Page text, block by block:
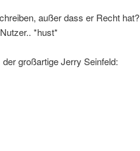
außer dass er Recht
*hust*
großartige Jerry Seinfeld: